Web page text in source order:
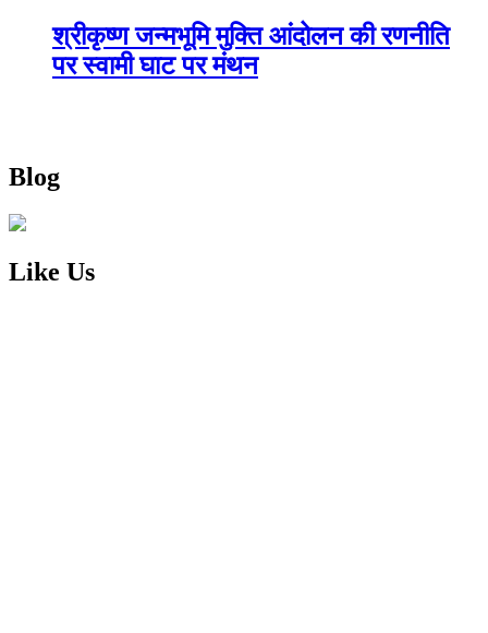
श्रीकृष्ण जन्मभूमि मुक्ति आंदोलन की रणनीति
पर स्वामी घाट पर मंथन
Blog
Like Us